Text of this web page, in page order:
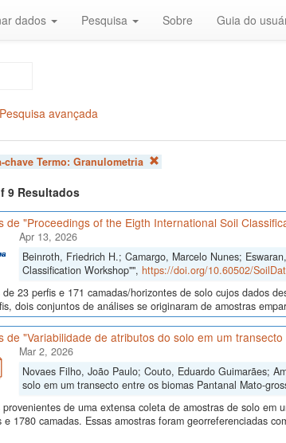
dados Pesquisa Sobre Guia do
Pesquisa avançada
chave Termo: Granulometria
9 Resultados
de "Proceedings of the Eigth International Soil
Apr 13, 2026
Beinroth, Friedrich H.; Camargo, Marcelo Nunes;
Classification Workshop"", https://doi.org/10.60502/
de 23 perfis e 171 camadas/horizontes de solo cujos dados
dois conjuntos de análises se originaram de amostras
de "Variabilidade de atributos do solo em um
Mar 2, 2026
Novaes Filho, João Paulo; Couto, Eduardo Guimarães;
solo em um transecto entre os biomas Pantanal Mato-
provenientes de uma extensa coleta de amostras de solo
e 1780 camadas. Essas amostras foram georreferenciadas